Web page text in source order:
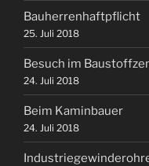
Bauherrenhaftpflicht
25. Juli 2018
Besuch im
24. Juli 2018
Beim Kaminbauer
24. Juli 2018